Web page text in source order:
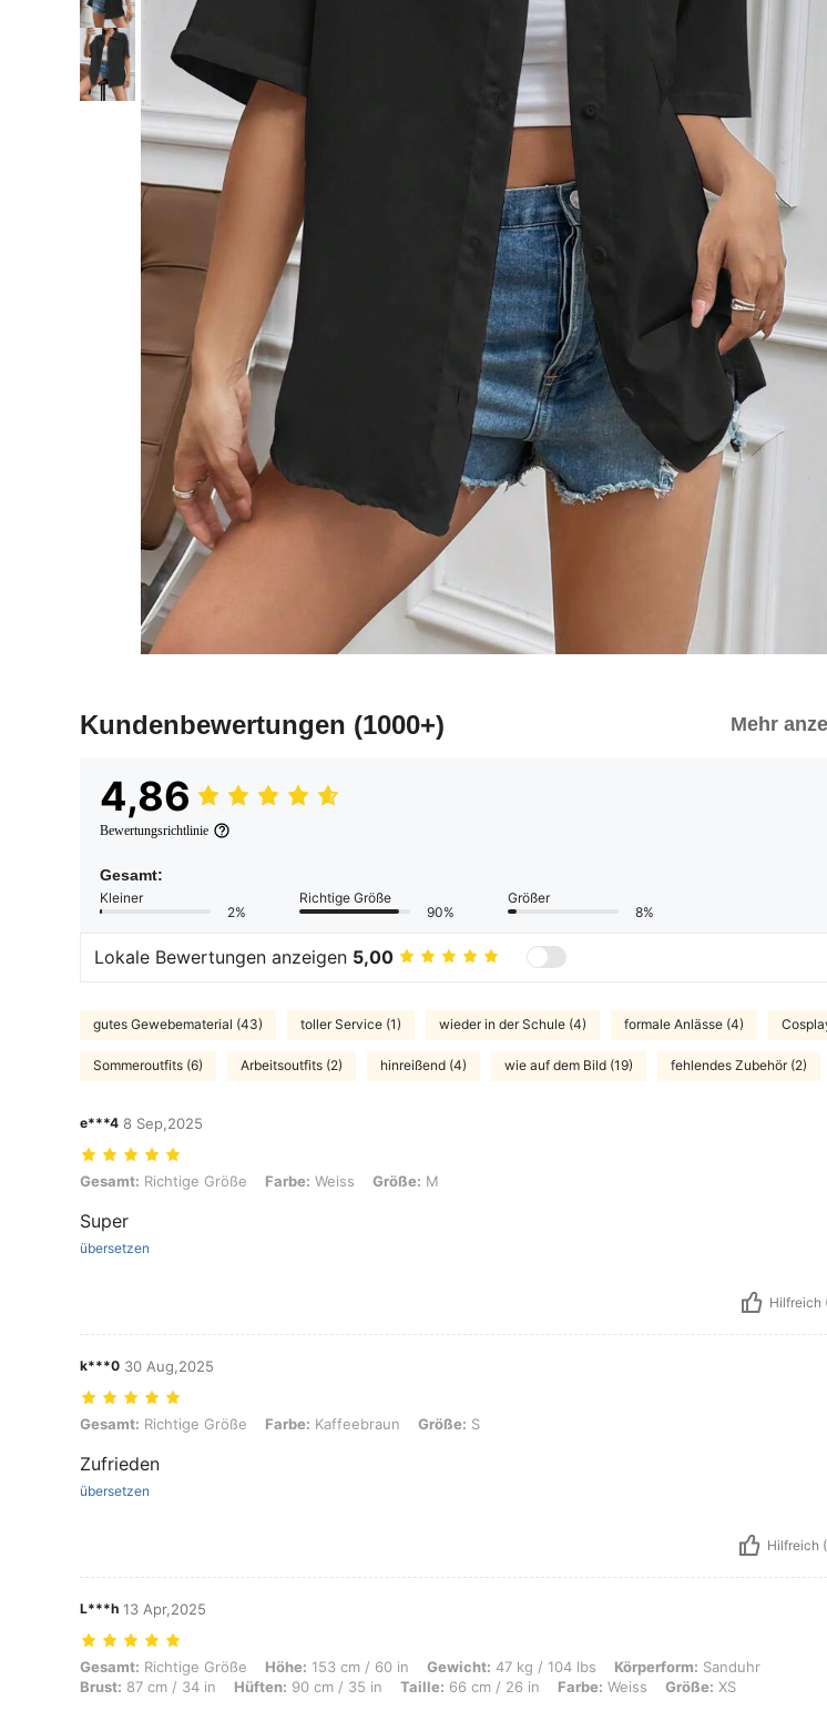
Kundenbewertungen (1000+) Mehr
4,86
Bewertungsrichtlinie
Gesamt:
Kleiner
2%
Richtige Größe
90%
Größer
8%
Lokale Bewertungen anzeigen 5,00
gutes Gewebematerial (43) toller Service (1) wieder in der Schule (4) formale Anlässe (4)
Sommeroutfits (6) Arbeitsoutfits (2) hinreißend (4) wie auf dem Bild (19) fehlendes Zubehör (2)
e***4 8 Sep,2025
Gesamt: Richtige Größe, Farbe: Weiss, Größe: M
Gesamt: Richtige Größe Farbe: Weiss Größe: M
Super
übersetzen
Hilfreich
k***0 30 Aug,2025
Gesamt: Richtige Größe, Farbe: Kaffeebraun, Größe: S
Gesamt: Richtige Größe Farbe: Kaffeebraun Größe: S
Zufrieden
übersetzen
Hilfreich
L***h 13 Apr,2025
Gesamt: Richtige Größe, Höhe: 153 cm / 60 in, Gewicht: 47 kg / 104 lbs, Körperform: Sanduhr, Brust: 87 cm / 34 in,
Gesamt: Richtige Größe Höhe: 153 cm / 60 in Gewicht: 47 kg / 104 lbs Körperform: Sanduhr
Brust: 87 cm / 34 in Hüften: 90 cm / 35 in Taille: 66 cm / 26 in Farbe: Weiss Größe: XS